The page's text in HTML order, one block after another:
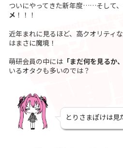
ついにやってきた新年度……そして
メ ！！！
近年まれに見るほど、高クオリティ
はまさに魔境！
萌研会員の中には 「まだ何を見るか
いるオタクも多いのでは？
とりさまぽけは見